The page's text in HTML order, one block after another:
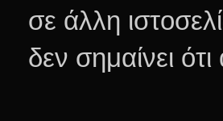
σε άλλη
δεν σημαίνει